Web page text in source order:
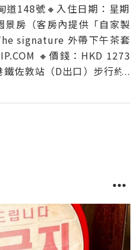
道148號🔸入住日期：星期
景房（客房內提供「自家製
signature 外帶下午茶套
🔸價錢：HKD 1273
佐敦站（D出口）步行約6
方便。🔸房間設計以黑白